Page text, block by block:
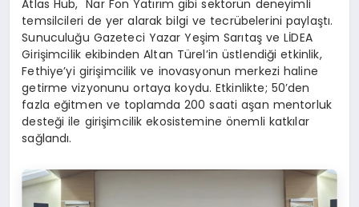
Atlas Hub, Nar Fon Yatırım gibi sektörün deneyimli
temsilcileri de yer alarak bilgi ve tecrübelerini paylaştı.
Sunuculuğu Gazeteci Yazar Yeşim Sarıtaş ve LİDEA
Girişimcilik ekibinden Altan Türel’in üstlendiği etkinlik,
Fethiye’yi girişimcilik ve inovasyonun merkezi haline
getirme vizyonunu ortaya koydu. Etkinlikte; 50’den
fazla eğitmen ve toplamda 200 saati aşan mentorluk
desteği ile girişimcilik ekosistemine önemli katkılar
sağlandı.